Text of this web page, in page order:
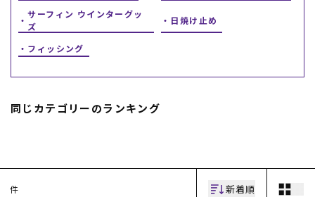
CONTENTS
特集一覧
覧
中古/アウトレット サー
ギフトラッピング
サーフィン ウインターグッ
ズ
日焼け止め
フィッシング
同じカテゴリーのランキング
件 新着順